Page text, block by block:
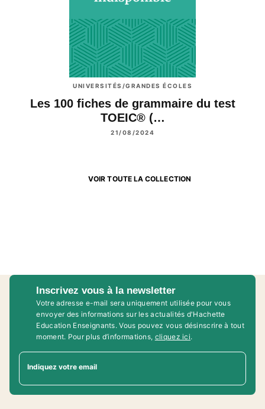
UNIVERSITÉS/GRANDES ÉCOLES
Les 100 fiches de grammaire du test
TOEIC® (…
21/08/2024
VOIR TOUTE LA COLLECTION
Inscrivez vous à la newsletter
Votre adresse e-mail sera uniquement utilisée pour vous
envoyer des informations sur les actualités d'Hachette
Education Enseignants. Vous pouvez vous désinscrire à tout
moment. Pour plus d’informations, cliquez ici.
Indiquez votre email